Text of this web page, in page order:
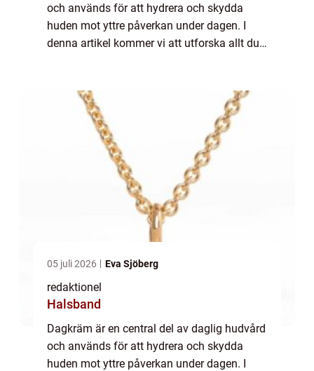
och används för att hydrera och skydda
huden mot yttre påverkan under dagen. I
denna artikel kommer vi att utforska allt du
05 juli 2026 Eva Sjöberg
redaktionel
Halsband
Dagkräm är en central del av daglig hudvård
och används för att hydrera och skydda
huden mot yttre påverkan under dagen. I